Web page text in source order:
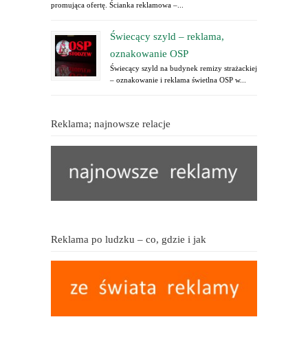
promująca ofertę. Ścianka reklamowa –...
Świecący szyld – reklama,
oznakowanie OSP
Świecący szyld na budynek remizy strażackiej
– oznakowanie i reklama świetlna OSP w...
Reklama; najnowsze relacje
Reklama po ludzku – co, gdzie i jak